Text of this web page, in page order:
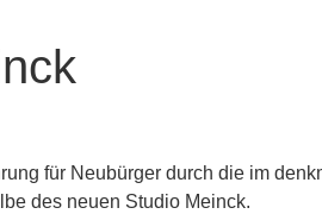
für Neubürger durch die im
des neuen Studio Meinck.